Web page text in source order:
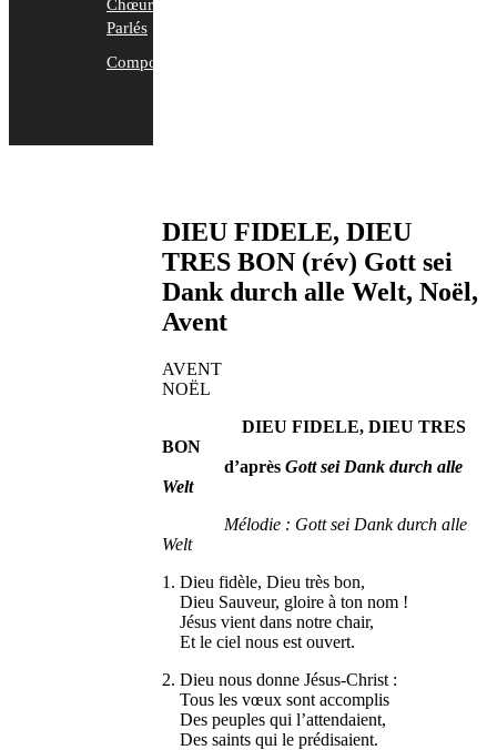
DIEU FIDELE, DIEU
TRES BON (rév) Gott sei
Dank durch alle Welt, Noël,
Avent
AVENT
NOËL
DIEU FIDELE, DIEU TRES
BON
d’aprèsGott sei Dank durch alle
Welt
Mélodie : Gott sei Dank durch alle
Welt
1. Dieu fidèle, Dieu très bon,
Dieu Sauveur, gloire à ton nom !
Jésus vient dans notre chair,
Et le ciel nous est ouvert.
2. Dieu nous donne Jésus-Christ :
Tous les vœux sont accomplis
Des peuples qui l’attendaient,
Des saints qui le prédisaient.
Chœurs
Parlés
Compositions